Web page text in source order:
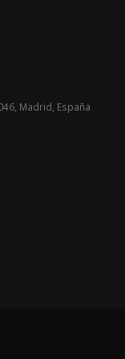
Madrid, España